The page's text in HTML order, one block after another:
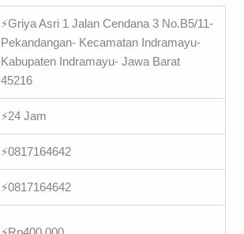
⚡Griya Asri 1 Jalan Cendana 3 No.B5/11-
Pekandangan- Kecamatan Indramayu-
Kabupaten Indramayu- Jawa Barat
45216
⚡24 Jam
⚡0817164642
⚡0817164642